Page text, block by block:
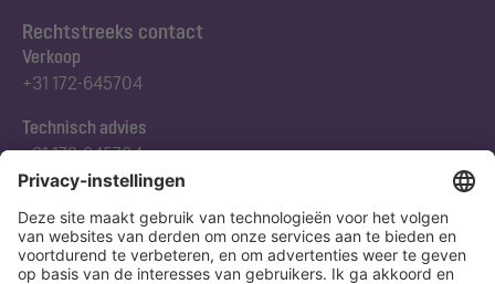
Rechtstreeks contact
Verkoop
+31 172-645704
Technisch advies
+31 172-645704
Abonneert u zich op onze nieuwsbrief
Nu aanmelden